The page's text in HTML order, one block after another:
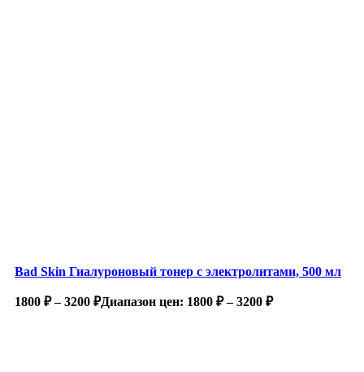
Bad Skin Гиалуроновый тонер с электролитами, 500 мл
1800 ₽ – 3200 ₽Диапазон цен: 1800 ₽ – 3200 ₽